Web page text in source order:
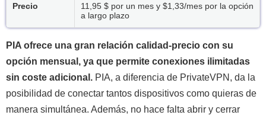
Precio 11,95 $ por un mes y $1,33/mes por la opción
a largo plazo
PIA ofrece una gran relación calidad-precio con su
opción mensual, ya que permite conexiones ilimitadas
sin coste adicional. PIA, a diferencia de PrivateVPN, da la
posibilidad de conectar tantos dispositivos como quieras de
manera simultánea. Además, no hace falta abrir y cerrar